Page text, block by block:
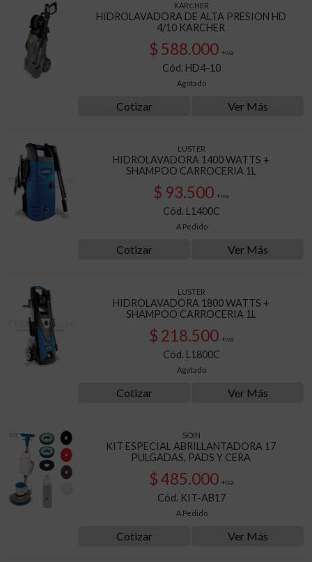
KARCHER
HIDROLAVADORA DE ALTA PRESION HD
4/10 KARCHER
$ 588.000 +iva
Cód. HD4-10
Agotado
Cotizar Ver Más
LUSTER
HIDROLAVADORA 1400 WATTS +
SHAMPOO CARROCERIA 1L
$ 93.500 +iva
Cód. L1400C
A Pedido
Cotizar Ver Más
LUSTER
HIDROLAVADORA 1800 WATTS +
SHAMPOO CARROCERIA 1L
$ 218.500 +iva
Cód. L1800C
Agotado
Cotizar Ver Más
SOIN
KIT ESPECIAL ABRILLANTADORA 17
PULGADAS, PADS Y CERA
$ 485.000 +iva
Cód. KIT-AB17
A Pedido
Cotizar Ver Más